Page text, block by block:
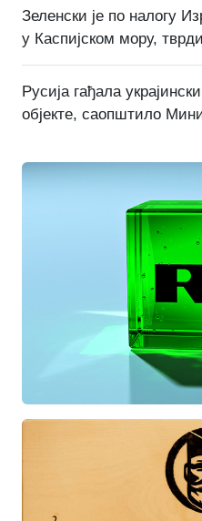
Зеленски је по налогу
у Каспијском мору,
Русија гађала
објекте, саопштило